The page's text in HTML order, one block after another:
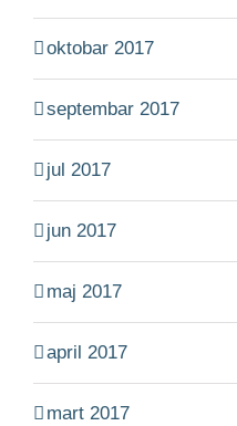
oktobar 2017
septembar 2017
jul 2017
jun 2017
maj 2017
april 2017
mart 2017